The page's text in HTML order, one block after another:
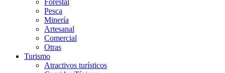
Forestal
Pesca
Minería
Artesanal
Comercial
Otras
Turismo
Atractivos turísticos